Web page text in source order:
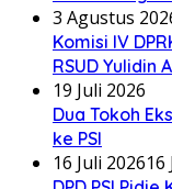
3 Agustus
Komisi IV
RSUD Yulidin
19 Juli 2026
Dua Tokoh
ke PSI
16 Juli 202616